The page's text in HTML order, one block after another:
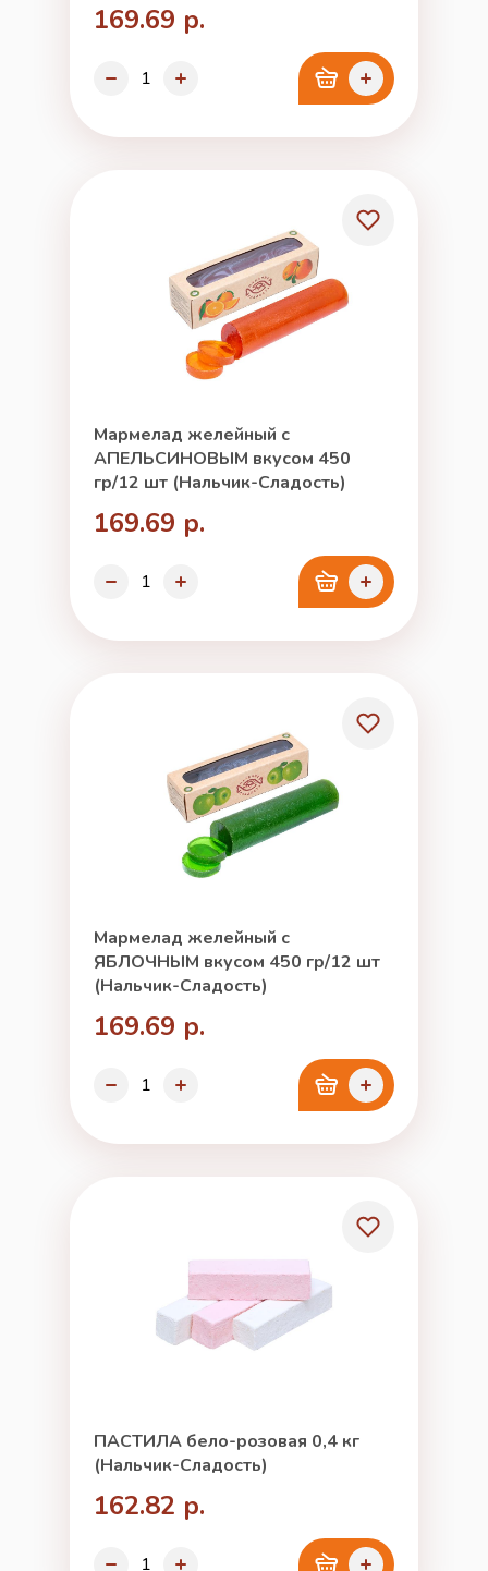
169.69 р.
Мармелад желейный с
АПЕЛЬСИНОВЫМ вкусом 450
гр/12 шт (Нальчик-Сладость)
169.69 р.
Мармелад желейный с
ЯБЛОЧНЫМ вкусом 450 гр/12 шт
(Нальчик-Сладость)
169.69 р.
ПАСТИЛА бело-розовая 0,4 кг
(Нальчик-Сладость)
162.82 р.